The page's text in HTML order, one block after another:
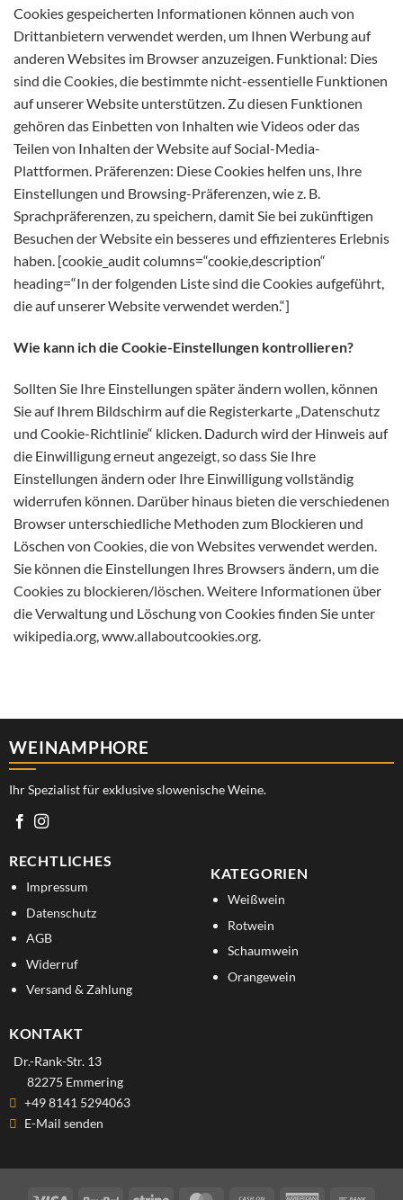
Cookies gespeicherten Informationen können auch von
Drittanbietern verwendet werden, um Ihnen Werbung auf
anderen Websites im Browser anzuzeigen. Funktional: Dies
sind die Cookies, die bestimmte nicht-essentielle Funktionen
auf unserer Website unterstützen. Zu diesen Funktionen
gehören das Einbetten von Inhalten wie Videos oder das
Teilen von Inhalten der Website auf Social-Media-
Plattformen. Präferenzen: Diese Cookies helfen uns, Ihre
Einstellungen und Browsing-Präferenzen, wie z. B.
Sprachpräferenzen, zu speichern, damit Sie bei zukünftigen
Besuchen der Website ein besseres und effizienteres Erlebnis
haben. [cookie_audit columns=“cookie,description“
heading=“In der folgenden Liste sind die Cookies aufgeführt,
die auf unserer Website verwendet werden.“]
Wie kann ich die Cookie-Einstellungen kontrollieren?
Sollten Sie Ihre Einstellungen später ändern wollen, können
Sie auf Ihrem Bildschirm auf die Registerkarte „Datenschutz
und Cookie-Richtlinie“ klicken. Dadurch wird der Hinweis auf
die Einwilligung erneut angezeigt, so dass Sie Ihre
Einstellungen ändern oder Ihre Einwilligung vollständig
widerrufen können. Darüber hinaus bieten die verschiedenen
Browser unterschiedliche Methoden zum Blockieren und
Löschen von Cookies, die von Websites verwendet werden.
Sie können die Einstellungen Ihres Browsers ändern, um die
Cookies zu blockieren/löschen. Weitere Informationen über
die Verwaltung und Löschung von Cookies finden Sie unter
wikipedia.org, www.allaboutcookies.org.
WEINAMPHORE
Ihr Spezialist für exklusive slowenische Weine.
RECHTLICHES
Impressum
Datenschutz
AGB
Widerruf
Versand & Zahlung
KATEGORIEN
Weißwein
Rotwein
Schaumwein
Orangewein
KONTAKT
Dr.-Rank-Str. 13
82275 Emmering
+49 8141 5294063
E-Mail senden